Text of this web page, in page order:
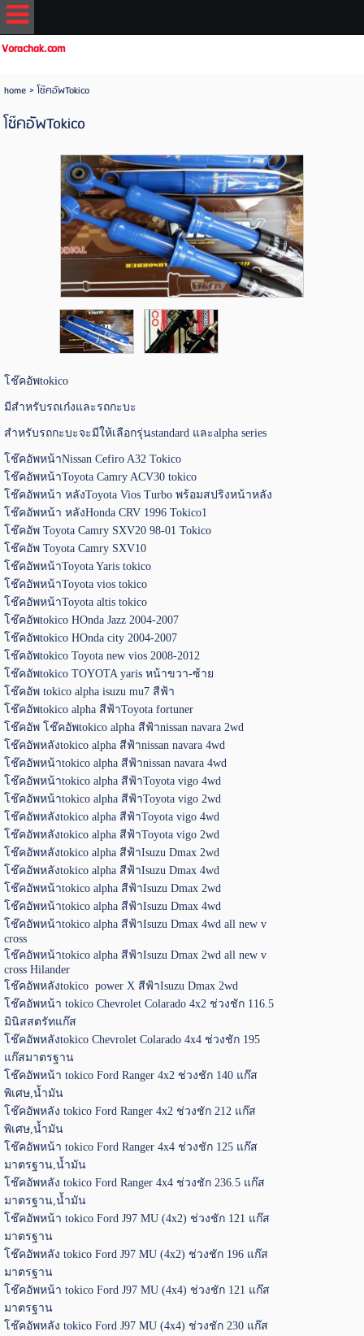
Vorachak.com
home>โช๊คอัพTokico
โช๊คอัพTokico
โช๊คอัพtokico
มีสำหรับรถเก๋งและรถกะบะ
สำหรับรถกะบะจะมีให้เลือกรุ่นstandard และalpha series
โช๊คอัพหน้าNissan Cefiro A32 Tokico
โช๊คอัพหน้าToyota Camry ACV30 tokico
โช๊คอัพหน้า หลังToyota Vios Turbo พร้อมสปริงหน้าหลัง
โช๊คอัพหน้า หลังHonda CRV 1996 Tokico1
โช๊คอัพ Toyota Camry SXV20 98-01 Tokico
โช๊คอัพ Toyota Camry SXV10
โช๊คอัพหน้าToyota Yaris tokico
โช๊คอัพหน้าToyota vios tokico
โช๊คอัพหน้าToyota altis tokico
โช๊คอัพtokico HOnda Jazz 2004-2007
โช๊คอัพtokico HOnda city 2004-2007
โช๊คอัพtokico Toyota new vios 2008-2012
โช๊คอัพtokico TOYOTA yaris หน้าขวา-ซ้าย
โช๊คอัพ tokico alpha isuzu mu7 สีฟ้า
โช๊คอัพtokico alpha สีฟ้าToyota fortuner
โช๊คอัพ โช๊คอัพtokico alpha สีฟ้าnissan navara 2wd
โช๊คอัพหลังtokico alpha สีฟ้าnissan navara 4wd
โช๊คอัพหน้าtokico alpha สีฟ้าnissan navara 4wd
โช๊คอัพหน้าtokico alpha สีฟ้าToyota vigo 4wd
โช๊คอัพหน้าtokico alpha สีฟ้าToyota vigo 2wd
โช๊คอัพหลังtokico alpha สีฟ้าToyota vigo 4wd
โช๊คอัพหลังtokico alpha สีฟ้าToyota vigo 2wd
โช๊คอัพหลังtokico alpha สีฟ้าIsuzu Dmax 2wd
โช๊คอัพหลังtokico alpha สีฟ้าIsuzu Dmax 4wd
โช๊คอัพหน้าtokico alpha สีฟ้าIsuzu Dmax 2wd
โช๊คอัพหน้าtokico alpha สีฟ้าIsuzu Dmax 4wd
โช๊คอัพหน้าtokico alpha สีฟ้าIsuzu Dmax 4wd all new v
cross
โช๊คอัพหน้าtokico alpha สีฟ้าIsuzu Dmax 2wd all new v
cross Hilander
โช๊คอัพหลังtokico power X สีฟ้าIsuzu Dmax 2wd
โช๊คอัพหน้า tokico Chevrolet Colarado 4x2 ช่วงชัก 116.5
มินิสสตรัทแก๊ส
โช๊คอัพหลังtokico Chevrolet Colarado 4x4 ช่วงชัก 195
แก๊สมาตรฐาน
โช๊คอัพหน้า tokico Ford Ranger 4x2 ช่วงชัก 140 แก๊ส
พิเศษ,น้ำมัน
โช๊คอัพหลัง tokico Ford Ranger 4x2 ช่วงชัก 212 แก๊ส
พิเศษ,น้ำมัน
โช๊คอัพหน้า tokico Ford Ranger 4x4 ช่วงชัก 125 แก๊ส
มาตรฐาน,น้ำมัน
โช๊คอัพหลัง tokico Ford Ranger 4x4 ช่วงชัก 236.5 แก๊ส
มาตรฐาน,น้ำมัน
โช๊คอัพหน้า tokico Ford J97 MU (4x2) ช่วงชัก 121 แก๊ส
มาตรฐาน
โช๊คอัพหลัง tokico Ford J97 MU (4x2) ช่วงชัก 196 แก๊ส
มาตรฐาน
โช๊คอัพหน้า tokico Ford J97 MU (4x4) ช่วงชัก 121 แก๊ส
มาตรฐาน
โช๊คอัพหลัง tokico Ford J97 MU (4x4) ช่วงชัก 230 แก๊ส